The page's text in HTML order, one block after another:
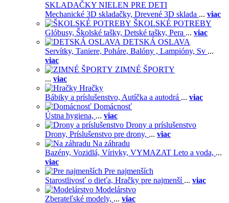
SKLADAČKY NIELEN PRE DETI
Mechanické 3D skladačky, Drevené 3D sklada ... viac
ŠKOLSKÉ POTREBY
Glóbusy, Školské tašky, Detské tašky, Pera ... viac
DETSKÁ OSLAVA
Servítky, Taniere, Poháre, Balóny , Lampióny, Sv ...
viac
ZIMNÉ ŠPORTY
... viac
Hračky
Bábiky a príslušenstvo, Autíčka a autodrá ... viac
Domácnosť
Ústna hygiena, ... viac
Drony a príslušenstvo
Drony, Príslušenstvo pre drony, ... viac
Na záhradu
Bazény, Vozidlá, Vírivky, VYMAZAT Leto a voda, ...
viac
Pre najmenších
Starostlivosť o dieťa, Hračky pre najmenší ... viac
Modelárstvo
Zberateľské modely, ... viac